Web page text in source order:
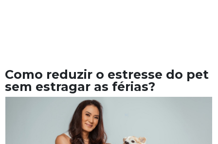
Como reduzir o estresse do pet
sem estragar as férias?